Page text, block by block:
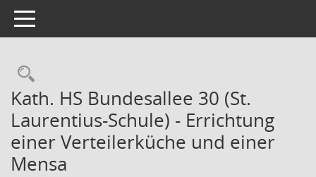
Toggle navigation
Rechercheauswahl
Kath. HS Bundesallee 30 (St.
Laurentius-Schule) - Errichtung
einer Verteilerküche und einer
Mensa